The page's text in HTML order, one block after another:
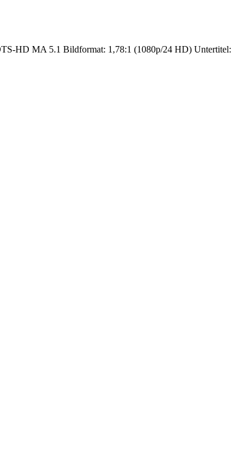
HD MA 5.1 Bildformat: 1,78:1 (1080p/24 HD) Untertitel: